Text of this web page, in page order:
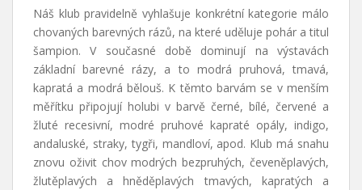
Náš klub pravidelně vyhlašuje konkrétní kategorie málo
chovaných barevných rázů, na které uděluje pohár a titul
šampion. V současné době dominují na výstavách
základní barevné rázy, a to modrá pruhová, tmavá,
kapratá a modrá bělouš. K těmto barvám se v menším
měřítku připojují holubi v barvě černé, bílé, červené a
žluté recesivní, modré pruhové kapraté opály, indigo,
andaluské, straky, tygři, mandloví, apod. Klub má snahu
znovu oživit chov modrých bezpruhých, čeveněplavých,
žlutěplavých a hněděplavých tmavých, kapratých a